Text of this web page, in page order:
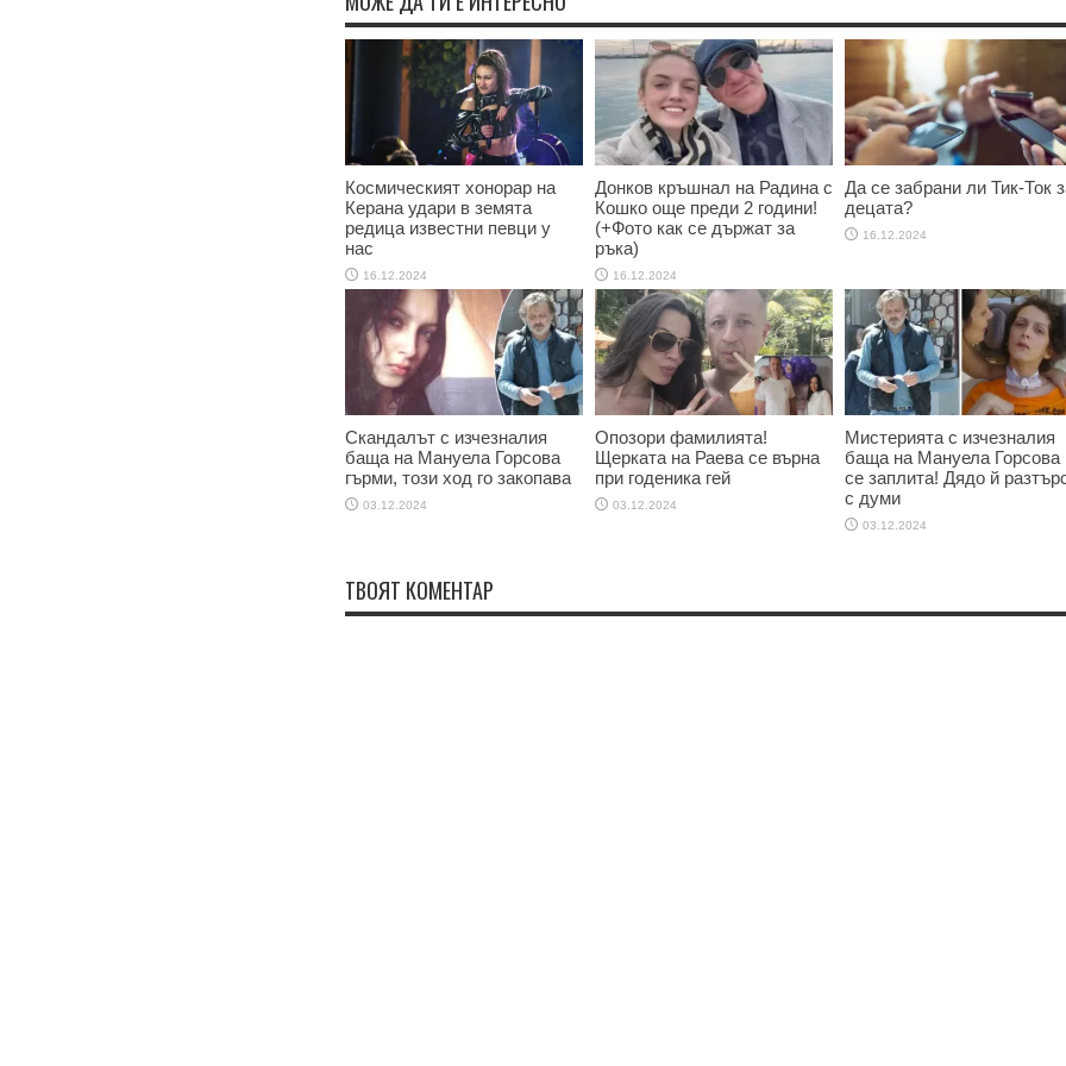
Космическият хонорар на
Керана удари в земята
редица известни певци у
нас
16.12.2024
Донков кръшнал на Радина с
Кошко още преди 2 години!
(+Фото как се държат за
ръка)
16.12.2024
Да се забрани ли Тик-Ток
децата?
16.12.2024
Скандалът с изчезналия
баща на Мануела Горсова
гърми, този ход го закопава
03.12.2024
Опозори фамилията!
Щерката на Раева се върна
при годеника гей
03.12.2024
Мистерията с изчезналия
баща на Мануела Горсова
се заплита! Дядо й
с думи
03.12.2024
ТВОЯТ КОМЕНТАР